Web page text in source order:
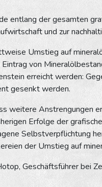
entlang der gesamten
und zur
Umstieg auf
von
erreicht werden:
gesenkt werden.
weitere Anstrengungen
Erfolge der
Selbstverpflichtung
der Umstieg auf
Geschäftsführer bei